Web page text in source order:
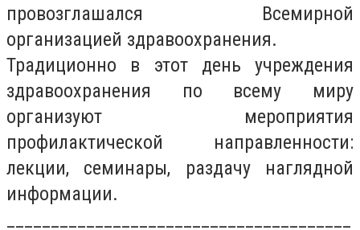
провозглашался Всемирной
организацией здравоохранения.
Традиционно в этот день учреждения
здравоохранения по всему миру
организуют мероприятия
профилактической направленности:
лекции, семинары, раздачу наглядной
информации.